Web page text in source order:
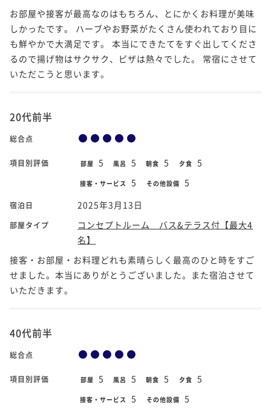
お部屋や接客が最高なのはもちろん、とにかくお料理が美味
しかったです。 ハーブやお野菜がたくさん使われており目に
も鮮やかで大満足です。 本当にできたてをすぐ出してくださ
るので揚げ物はサクサク、ピザは熱々でした。 常宿にさせて
いただこうと思います。
20代前半
総合点
項目別評価 部屋 5 風呂 5 朝食 5 夕食 5
接客・サービス 5 その他設備 5
宿泊日 2025年3月13日
部屋タイプ
コンセプトルーム バス&テラス付【最大4
名】
接客・お部屋・お料理どれも素晴らしく最高のひと時をすご
せました。本当にありがとうございました。また宿泊させて
いただきます。
40代前半
総合点
項目別評価 部屋 5 風呂 5 朝食 5 夕食 5
接客・サービス 5 その他設備 5